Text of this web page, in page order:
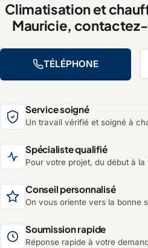
Climatisation et
Mauricie,
TÉLÉPHONE
Service soigné
Un travail vérifié et soigné à
Spécialiste qualifié
Pour votre projet, du début à la
Conseil personnalisé
On vous oriente vers la bonne
Soumission rapide
Réponse rapide à votre